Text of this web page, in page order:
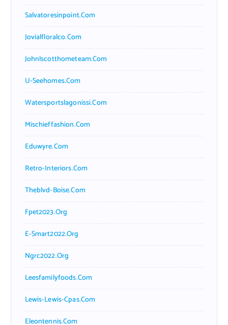
Salvatoresinpoint.com
Jovialfloralco.com
Johnlscotthometeam.com
U-Seehomes.com
Watersportslagonissi.com
Mischieffashion.com
Eduwyre.com
Retro-Interiors.com
Theblvd-Boise.com
Fpet2023.org
E-Smart2022.org
Ngrc2022.org
Leesfamilyfoods.com
Lewis-Lewis-Cpas.com
Eleontennis.com